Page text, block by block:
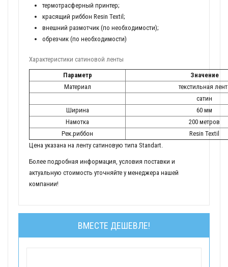
термотрасферный принтер;
красящий риббон Resin Textil;
внешний размотчик (по необходимости);
обрезчик (по необходимости)
Характеристики сатиновой ленты
Параметр
Значение
Материал
текстильная
сатин
Ширина
60 мм
Намотка
200 метров
Рек.риббон
Resin Textil
Цена указана на ленту сатиновую типа Standart.
Более подробная информация, условия поставки и
актуальную стоимость уточняйте у менеджера нашей
компании!
ВМЕСТЕ ДЕШЕВЛЕ!